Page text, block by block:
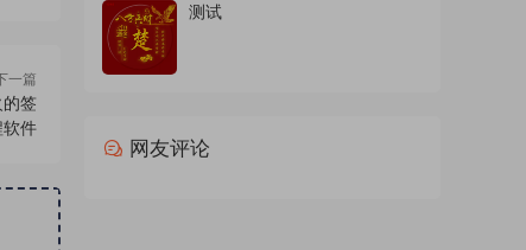
一篇
签
件
测试
网友评论